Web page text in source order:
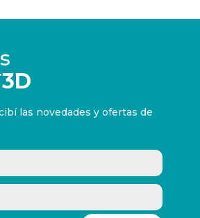
3D
las novedades y ofertas de